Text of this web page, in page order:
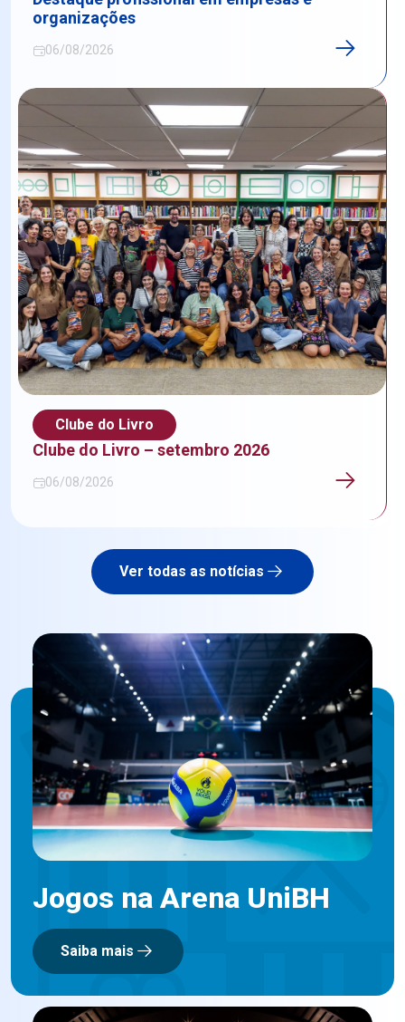
organizações
06/08/2026
Clube do Livro
Clube do Livro – setembro 2026
06/08/2026
Ver todas as notícias
Jogos na Arena UniBH
Saiba mais